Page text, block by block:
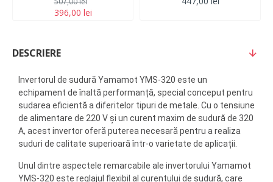
396,00 lei
DESCRIERE
Invertorul de sudură Yamamot YMS-320 este un
echipament de înaltă performanță, special conceput pentru
sudarea eficientă a diferitelor tipuri de metale. Cu o tensiune
de alimentare de 220 V și un curent maxim de sudură de 320
A, acest invertor oferă puterea necesară pentru a realiza
suduri de calitate superioară într-o varietate de aplicații.
Unul dintre aspectele remarcabile ale invertorului Yamamot
YMS-320 este reglajul flexibil al curentului de sudură, care